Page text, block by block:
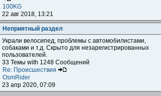
100KG
22 авг 2018, 13:21
Неприятный раздел
Украли велосипед, проблемы с автомобилистами,
собаками и т.д. Скрыто для незарегистрированных
пользователей.
33 Темы with 1248 Сообщений
Re: Происшествия
OsmRider
23 апр 2020, 07:09